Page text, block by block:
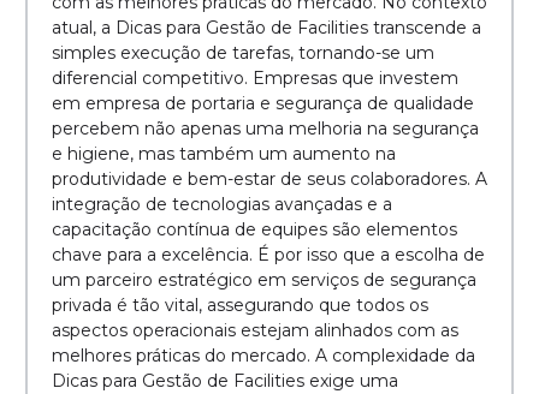
atual, a Dicas para Gestão de Facilities transcende a
simples execução de tarefas, tornando-se um
diferencial competitivo. Empresas que investem
em empresa de portaria e segurança de qualidade
percebem não apenas uma melhoria na segurança
e higiene, mas também um aumento na
produtividade e bem-estar de seus colaboradores. A
integração de tecnologias avançadas e a
capacitação contínua de equipes são elementos
chave para a excelência. É por isso que a escolha de
um parceiro estratégico em serviços de segurança
privada é tão vital, assegurando que todos os
aspectos operacionais estejam alinhados com as
melhores práticas do mercado. A complexidade da
Dicas para Gestão de Facilities exige uma